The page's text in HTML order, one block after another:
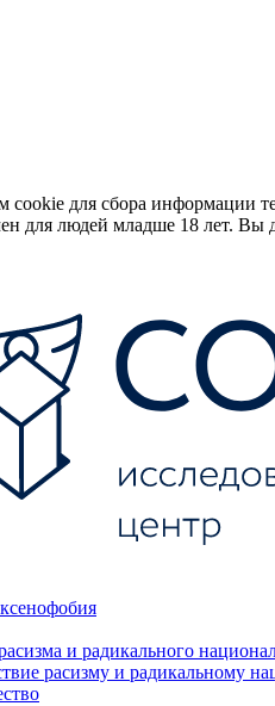
для сбора информации
для людей младше 18 лет. Вы
и радикального
расизму и радикальному